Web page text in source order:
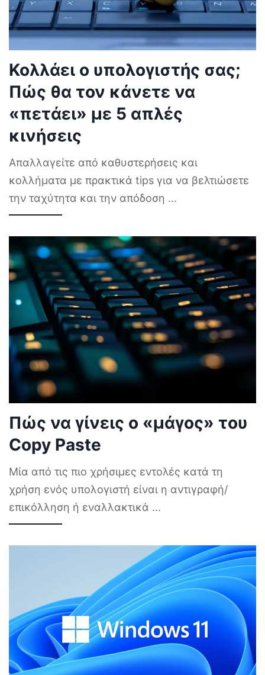
Κολλάει ο υπολογιστής σας;
Πώς θα τον κάνετε να
«πετάει» με 5 απλές
κινήσεις
Απαλλαγείτε από καθυστερήσεις και
κολλήματα με πρακτικά tips για να βελτιώσετε
την ταχύτητα και την απόδοση ...
Πώς να γίνεις ο «μάγος» του
Copy Paste
Μία από τις πιο χρήσιμες εντολές κατά τη
χρήση ενός υπολογιστή είναι η αντιγραφή/
επικόλληση ή εναλλακτικά ...